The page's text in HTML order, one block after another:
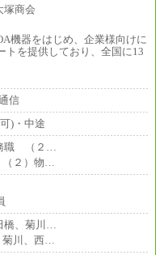
：無
機器をはじめ、企業様向けに
トを提供しており、全国に13
信
)・中途
職 （２…
（２）物…
橋、菊川…
菊川、西…